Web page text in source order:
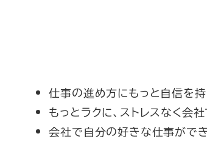
仕事の進め方にもっと自信を持
もっとラクに、ストレスなく会
会社で自分の好きな仕事がで